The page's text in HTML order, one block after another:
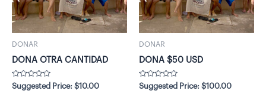
DONAR
DONA OTRA CANTIDAD
Valorado
con
Suggested Price: $10.00
DONAR
DONA $50 USD
Valorado
con
Suggested Price: $100.00